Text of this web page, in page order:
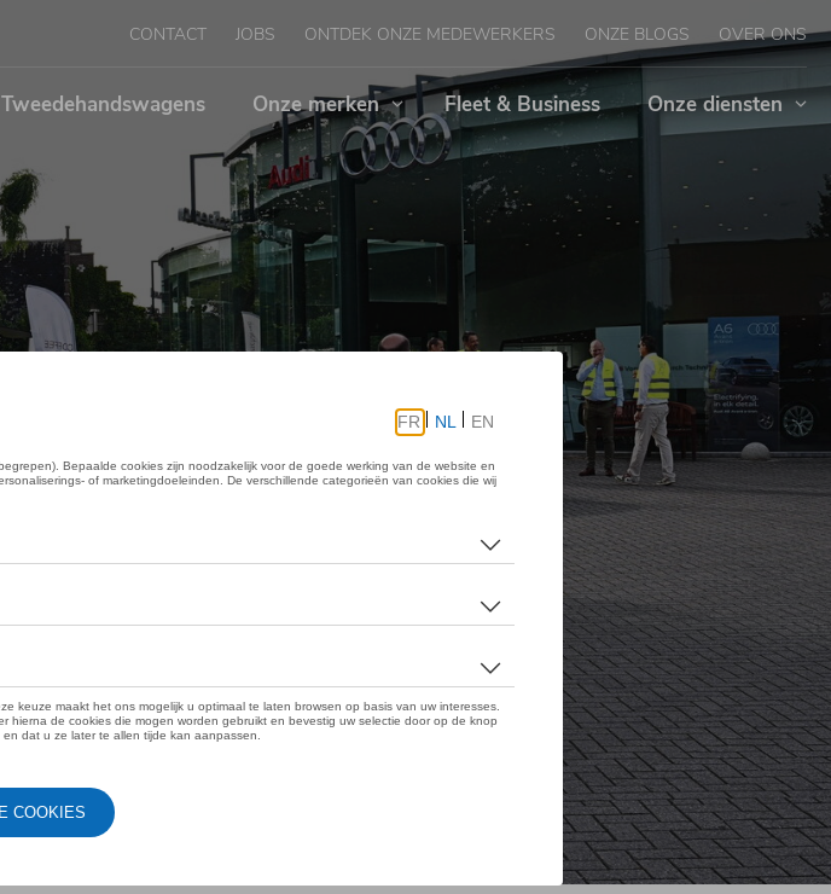
CONTACT JOBS ONTDEK ONZE MEDEWERKERS ONZE BLOGS OVER ONS
Tweedehandswagens Onze merken Fleet & Business Onze diensten